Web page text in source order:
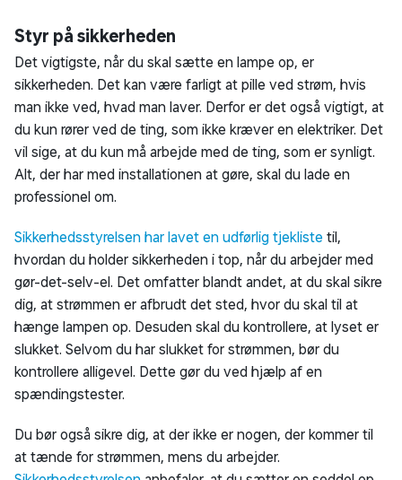
Styr på sikkerheden
Det vigtigste, når du skal sætte en lampe op, er
sikkerheden. Det kan være farligt at pille ved strøm, hvis
man ikke ved, hvad man laver. Derfor er det også vigtigt, at
du kun rører ved de ting, som ikke kræver en elektriker. Det
vil sige, at du kun må arbejde med de ting, som er synligt.
Alt, der har med installationen at gøre, skal du lade en
professionel om.
Sikkerhedsstyrelsen har lavet en udførlig tjekliste til,
hvordan du holder sikkerheden i top, når du arbejder med
gør-det-selv-el. Det omfatter blandt andet, at du skal sikre
dig, at strømmen er afbrudt det sted, hvor du skal til at
hænge lampen op. Desuden skal du kontrollere, at lyset er
slukket. Selvom du har slukket for strømmen, bør du
kontrollere alligevel. Dette gør du ved hjælp af en
spændingstester.
Du bør også sikre dig, at der ikke er nogen, der kommer til
at tænde for strømmen, mens du arbejder.